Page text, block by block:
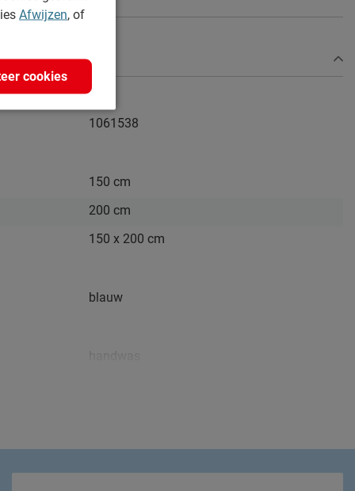
1061538
150 cm
200 cm
150 x 200 cm
blauw
2 jaar garantie volgens CBW voorwaarden
Afwijzen, of
cookies